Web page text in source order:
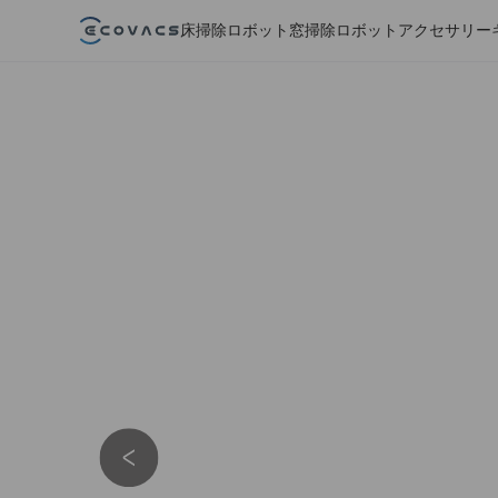
床掃除ロボット 窓掃除ロボット アクセサリー